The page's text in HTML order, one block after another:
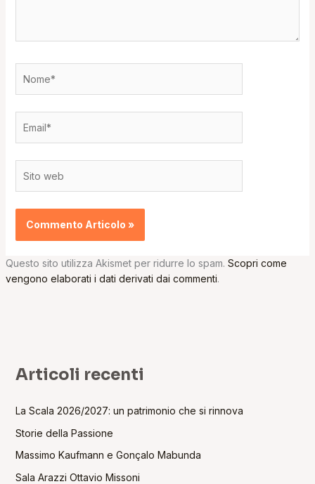
web
Questo sito utilizza Akismet per ridurre lo spam. Scopri come
vengono elaborati i dati derivati dai commenti.
Articoli recenti
La Scala 2026/2027: un patrimonio che si rinnova
Storie della Passione
Massimo Kaufmann e Gonçalo Mabunda
Sala Arazzi Ottavio Missoni